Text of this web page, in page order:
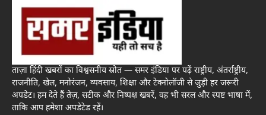
ताज़ा हिंदी खबरों का विश्वसनीय स्रोत — समर इंडिया पर पढ़ें राष्ट्रीय, अंतर्राष्ट्रीय,
राजनीति, खेल, मनोरंजन, व्यवसाय, शिक्षा और टेक्नोलॉजी से जुड़ी हर जरूरी
अपडेट। हम देते हैं तेज़, सटीक और निष्पक्ष खबरें, वह भी सरल और स्पष्ट भाषा में,
ताकि आप हमेशा अपडेटेड रहें।